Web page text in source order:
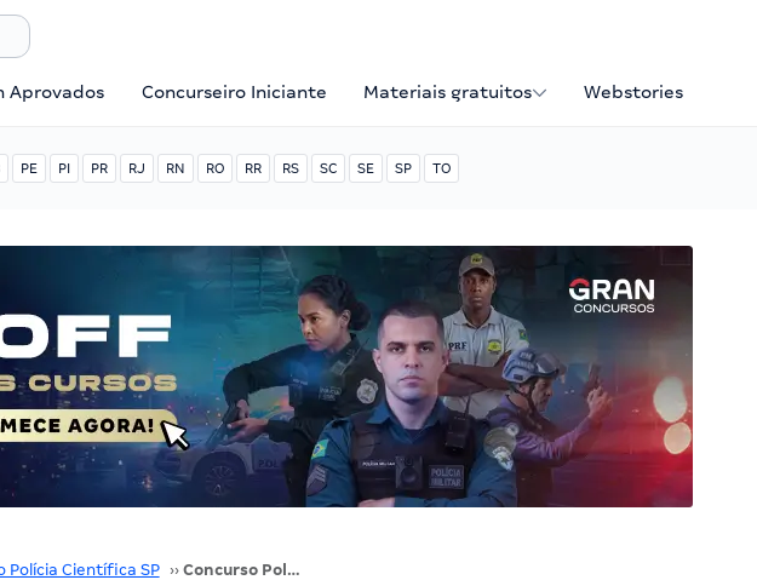
Aprovados Concurseiro Iniciante Materiais gratuitos Webstories
PE PI PR RJ RN RO RR RS SC SE SP TO
Polícia Científica SP ›› Concurso Polícia Científica SP: banca em definição!